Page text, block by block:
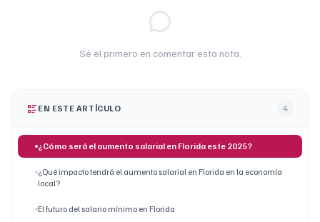
Sé el primero en comentar esta nota.
EN ESTE ARTÍCULO 4
¿Cómo será el aumento salarial en Florida este 2025?
¿Qué impacto tendrá el aumento salarial en Florida en la economía
local?
El futuro del salario mínimo en Florida